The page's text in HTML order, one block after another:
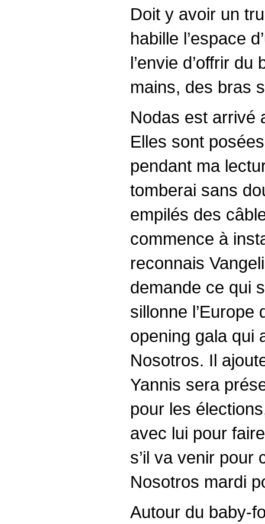
Doit y avoir un
habille l’espace
l’envie d’offrir
mains, des bras
Nodas est arrivé
Elles sont
pendant ma
tomberai sans
empilés des
commence à
reconnais
demande ce qui
sillonne l’Europe
opening gala qui
Nosotros. Il
Yannis sera
pour les
avec lui pour
s’il va venir pour
Nosotros mardi
Autour du baby-